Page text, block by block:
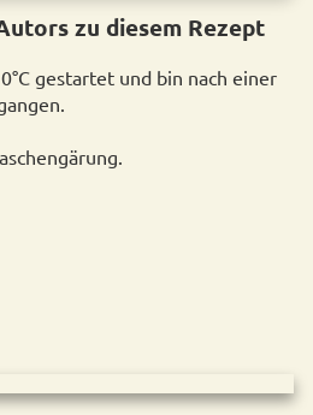
zu diesem Rezept
gestartet und bin nach einer